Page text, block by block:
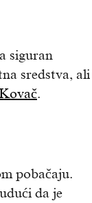
siguran
sredstva, ali
.
pobačaju.
da je